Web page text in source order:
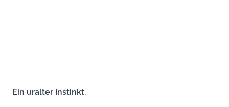
Ein uralter Instinkt.